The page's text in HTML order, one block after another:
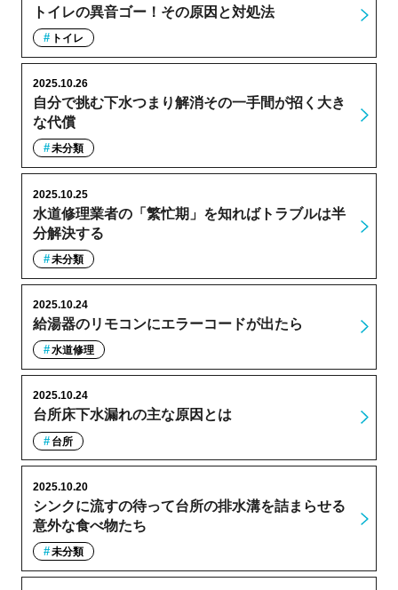
トイレの異音ゴー！その原因と対処法
トイレ
自分で挑む下水つまり解消その一手間が招く大き
な代償
2025.10.26
未分類
水道修理業者の「繁忙期」を知ればトラブルは半
分解決する
2025.10.25
未分類
給湯器のリモコンにエラーコードが出たら
2025.10.24
水道修理
台所床下水漏れの主な原因とは
2025.10.24
台所
シンクに流すの待って台所の排水溝を詰まらせる
意外な食べ物たち
2025.10.20
未分類